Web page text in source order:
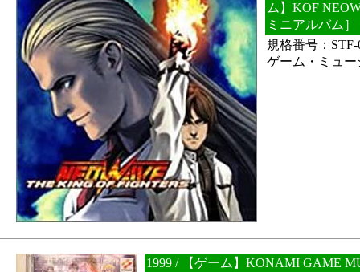
ム】KOF
ミニアルバム］
規格番号：
ゲーム・ミュー
1999 / 【ゲーム】KONAMI GAME